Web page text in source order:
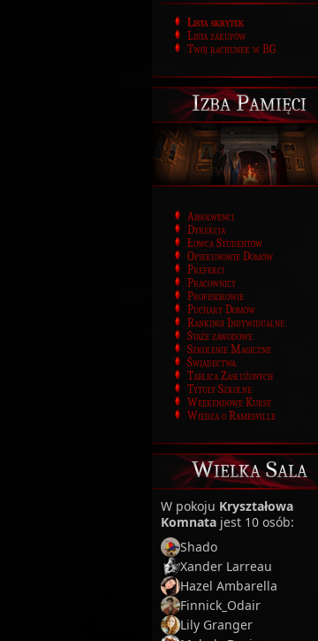
Lista skrytek
Lista zakupów
Twój rachunek w BG
Izba Pamięci
Absolwenci
Dyrekcja
Łowca Studentów
Opiekunowie Domów
Prefekci
Pracownicy
Profesorowie
Puchary Domów
Rankingi Indywidualne
Staże zawodowe
Szkolenie Magiczne
Świadectwa
Tablica Zasłużonych
Tytuły Szkolne
Weekendowe Kursy
Wiedza o Ramesville
Wielka Sala
W pokoju Kryształowa
Komnata jest 10 osób:
Shado
Xander Larreau
Hazel Ambarella
Finnick_Odair
Lily Granger